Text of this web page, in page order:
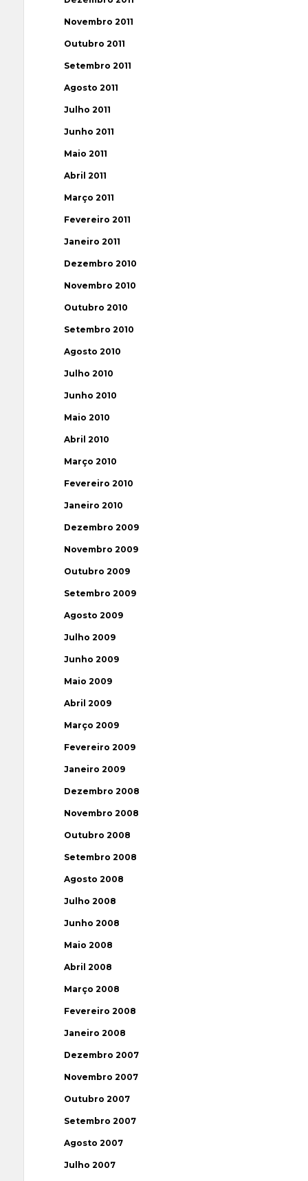
Novembro 2011
Outubro 2011
Setembro 2011
Agosto 2011
Julho 2011
Junho 2011
Maio 2011
Abril 2011
Março 2011
Fevereiro 2011
Janeiro 2011
Dezembro 2010
Novembro 2010
Outubro 2010
Setembro 2010
Agosto 2010
Julho 2010
Junho 2010
Maio 2010
Abril 2010
Março 2010
Fevereiro 2010
Janeiro 2010
Dezembro 2009
Novembro 2009
Outubro 2009
Setembro 2009
Agosto 2009
Julho 2009
Junho 2009
Maio 2009
Abril 2009
Março 2009
Fevereiro 2009
Janeiro 2009
Dezembro 2008
Novembro 2008
Outubro 2008
Setembro 2008
Agosto 2008
Julho 2008
Junho 2008
Maio 2008
Abril 2008
Março 2008
Fevereiro 2008
Janeiro 2008
Dezembro 2007
Novembro 2007
Outubro 2007
Setembro 2007
Agosto 2007
Julho 2007